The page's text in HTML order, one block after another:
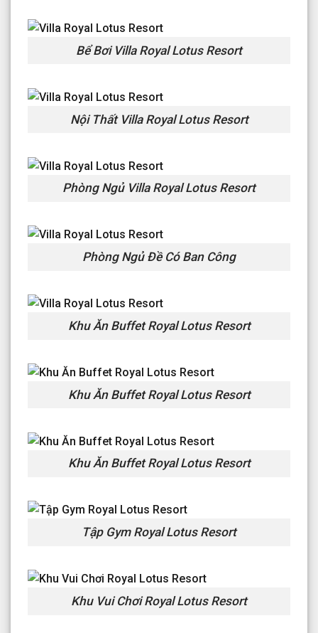
Bể Bơi Villa Royal Lotus Resort
Nội Thất Villa Royal Lotus Resort
Phòng Ngủ Villa Royal Lotus Resort
Phòng Ngủ Đề Có Ban Công
Khu Ăn Buffet Royal Lotus Resort
Khu Ăn Buffet Royal Lotus Resort
Khu Ăn Buffet Royal Lotus Resort
Tập Gym Royal Lotus Resort
Khu Vui Chơi Royal Lotus Resort